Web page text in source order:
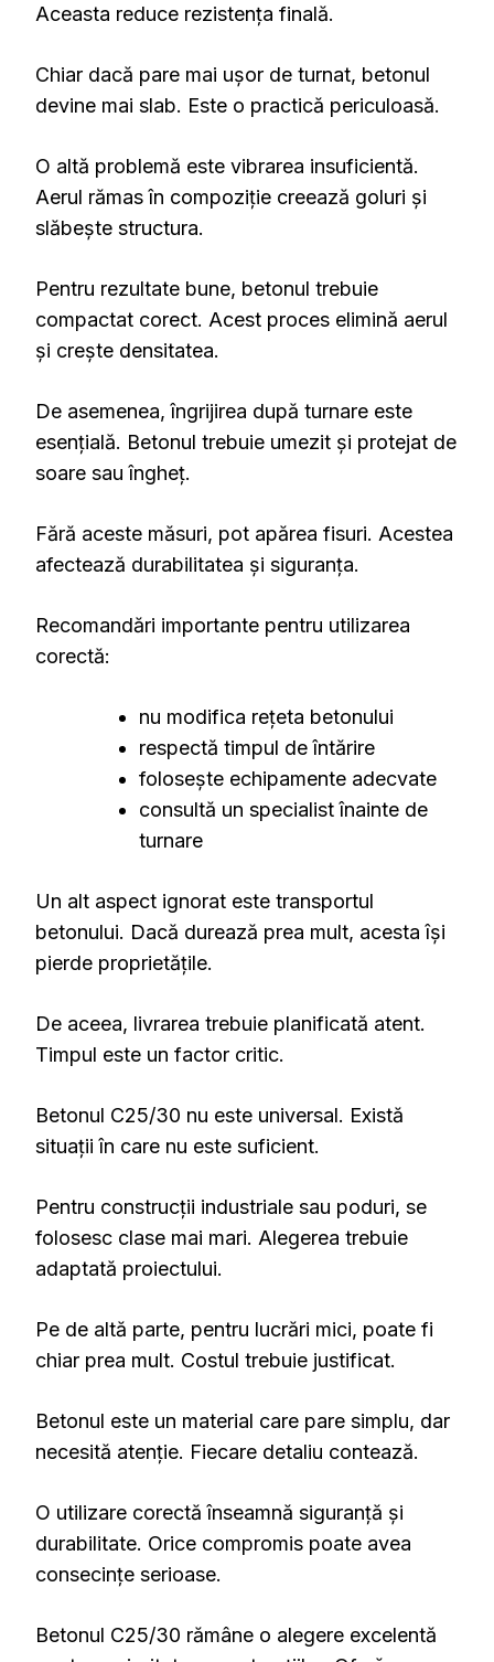
Aceasta reduce rezistența finală.
Chiar dacă pare mai ușor de turnat, betonul
devine mai slab. Este o practică periculoasă.
O altă problemă este vibrarea insuficientă.
Aerul rămas în compoziție creează goluri și
slăbește structura.
Pentru rezultate bune, betonul trebuie
compactat corect. Acest proces elimină aerul
și crește densitatea.
De asemenea, îngrijirea după turnare este
esențială. Betonul trebuie umezit și protejat de
soare sau îngheț.
Fără aceste măsuri, pot apărea fisuri. Acestea
afectează durabilitatea și siguranța.
Recomandări importante pentru utilizarea
corectă:
nu modifica rețeta betonului
respectă timpul de întărire
folosește echipamente adecvate
consultă un specialist înainte de
turnare
Un alt aspect ignorat este transportul
betonului. Dacă durează prea mult, acesta își
pierde proprietățile.
De aceea, livrarea trebuie planificată atent.
Timpul este un factor critic.
Betonul C25/30 nu este universal. Există
situații în care nu este suficient.
Pentru construcții industriale sau poduri, se
folosesc clase mai mari. Alegerea trebuie
adaptată proiectului.
Pe de altă parte, pentru lucrări mici, poate fi
chiar prea mult. Costul trebuie justificat.
Betonul este un material care pare simplu, dar
necesită atenție. Fiecare detaliu contează.
O utilizare corectă înseamnă siguranță și
durabilitate. Orice compromis poate avea
consecințe serioase.
Betonul C25/30 rămâne o alegere excelentă